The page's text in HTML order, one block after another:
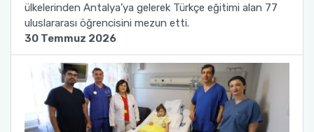
ülkelerinden Antalya’ya gelerek Türkçe eğitimi alan 77
uluslararası öğrencisini mezun etti.
30 Temmuz 2026